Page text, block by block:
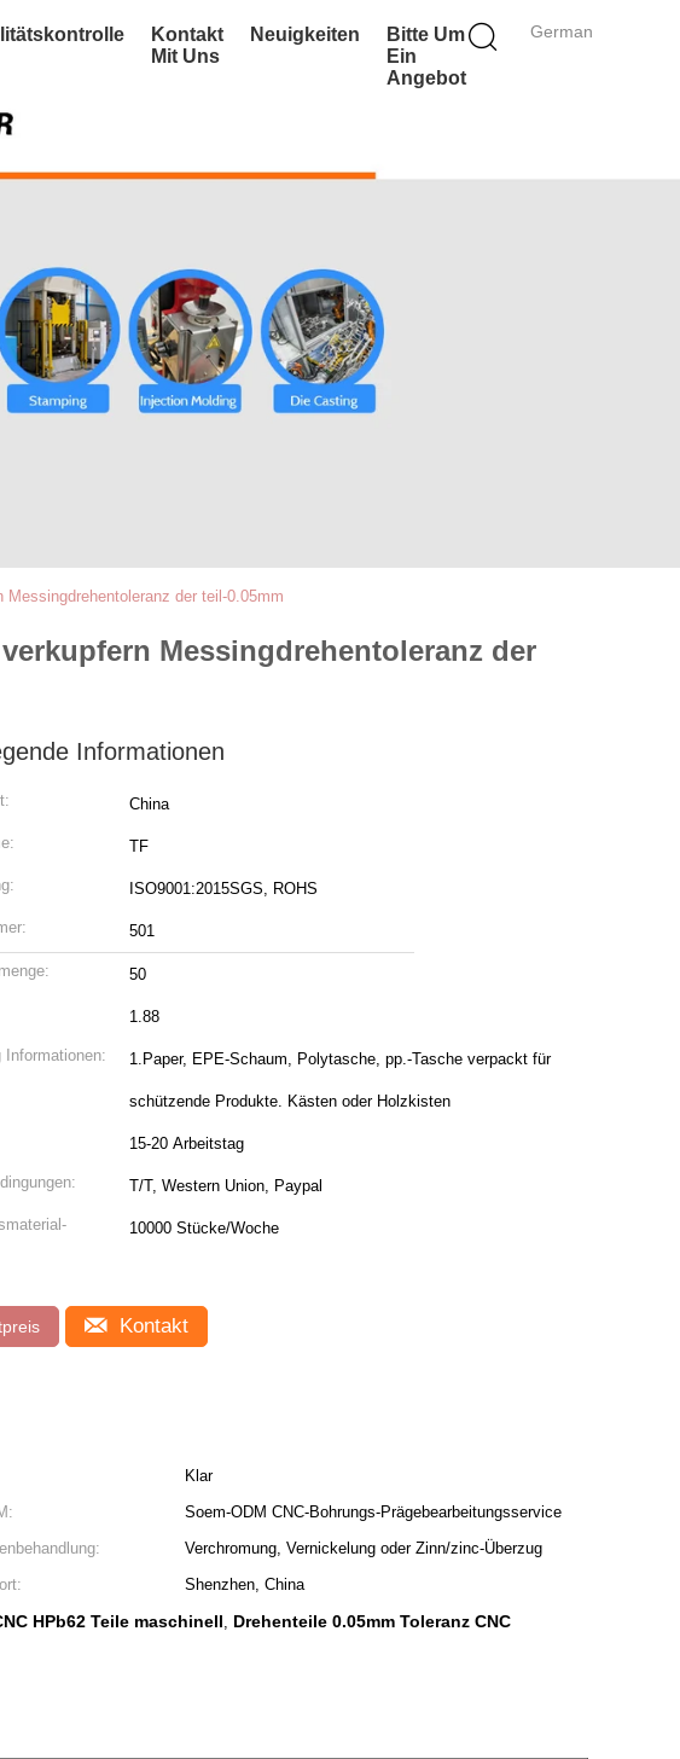
German
Kontakt
Mit Uns
Neuigkeiten
Bitte Um
Ein
Angebot
der teil-0.05mm
Messingdrehentoleranz der
Informationen
China
TF
ISO9001:2015SGS, ROHS
501
50
1.88
Informationen: 1.Paper, EPE-Schaum, Polytasche, pp.-Tasche verpackt für
schützende Produkte. Kästen oder Holzkisten
15-20 Arbeitstag
T/T, Western Union, Paypal
10000 Stücke/Woche
Kontakt
Klar
Soem-ODM CNC-Bohrungs-Prägebearbeitungsservice
Verchromung, Vernickelung oder Zinn/zinc-Überzug
Shenzhen, China
HPb62 Teile maschinell, Drehenteile 0.05mm Toleranz CNC